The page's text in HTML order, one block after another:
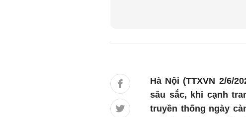
Hà Nội (TTXVN 2/6/
sâu sắc, khi cạnh
truyền thống ngày